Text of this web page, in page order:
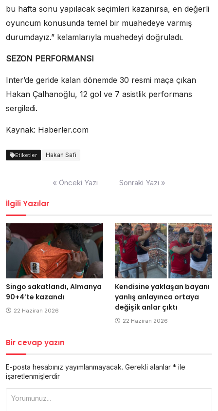
bu hafta sonu yapılacak seçimleri kazanırsa, en değerli
oyuncum konusunda temel bir muahedeye varmış
durumdayız.” kelamlarıyla muahedeyi doğruladı.
SEZON PERFORMANSI
Inter’de geride kalan dönemde 30 resmi maça çıkan
Hakan Çalhanoğlu, 12 gol ve 7 asistlik performans
sergiledi.
Kaynak: Haberler.com
Etiketler Hakan Safi
« Önceki Yazı Sonraki Yazı »
İlgili Yazılar
Singo sakatlandı, Almanya
90+4’te kazandı
22 Haziran 2026
Kendisine yaklaşan bayanı
yanlış anlayınca ortaya
değişik anlar çıktı
22 Haziran 2026
Bir cevap yazın
E-posta hesabınız yayımlanmayacak. Gerekli alanlar * ile
işaretlenmişlerdir